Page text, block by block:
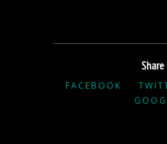
Share
FACEBOOK